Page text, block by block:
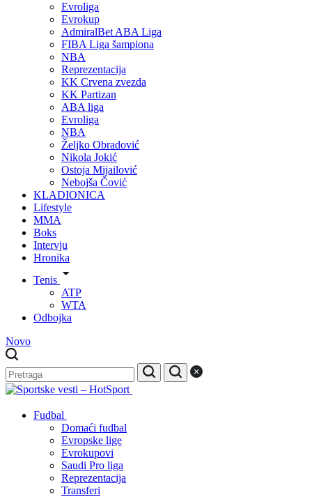
Evroliga
Evrokup
AdmiralBet ABA Liga
FIBA Liga šampiona
NBA
Reprezentacija
KK Crvena zvezda
KK Partizan
ABA liga
Evroliga
NBA
Željko Obradović
Nikola Jokić
Ostoja Mijailović
Nebojša Čović
KLADIONICA
Lifestyle
MMA
Boks
Intervju
Hronika
Tenis
ATP
WTA
Odbojka
Novo
Fudbal
Domaći fudbal
Evropske lige
Evrokupovi
Saudi Pro liga
Reprezentacija
Transferi